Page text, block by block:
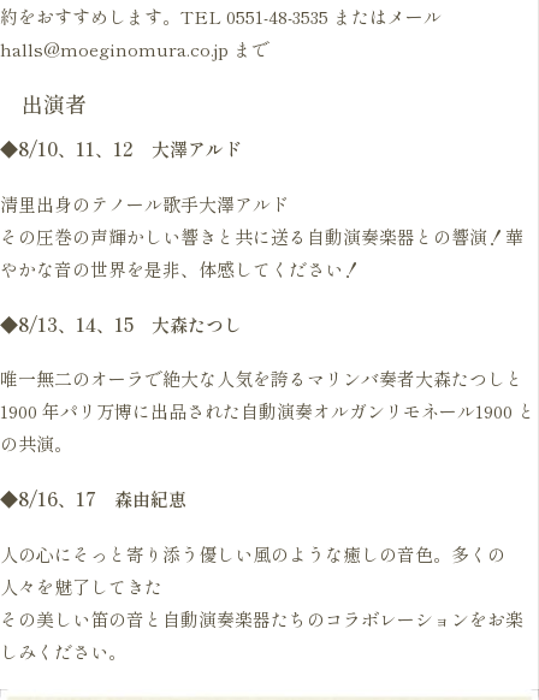
約をおすすめします。TEL 0551-48-3535 またはメール
halls@moeginomura.co.jp まで
出演者
◆8/10、11、12 大澤アルド
清里出身のテノール歌手大澤アルド
その圧巻の声輝かしい響きと共に送る自動演奏楽器との響演！華
やかな音の世界を是非、体感してください！
◆8/13、14、15 大森たつし
唯一無二のオーラで絶大な人気を誇るマリンバ奏者大森たつしと
1900 年パリ万博に出品された自動演奏オルガンリモネール1900 と
の共演。
◆8/16、17 森由紀恵
人の心にそっと寄り添う優しい風のような癒しの音色。多くの
人々を魅了してきた
その美しい笛の音と自動演奏楽器たちのコラボレーションをお楽
しみください。